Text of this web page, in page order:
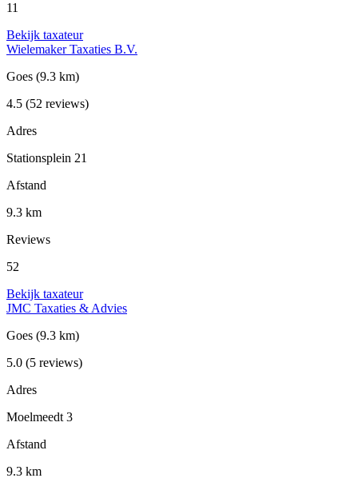
11
Bekijk taxateur
Wielemaker Taxaties B.V.
Goes (9.3 km)
4.5 (52 reviews)
Adres
Stationsplein 21
Afstand
9.3 km
Reviews
52
Bekijk taxateur
JMC Taxaties & Advies
Goes (9.3 km)
5.0 (5 reviews)
Adres
Moelmeedt 3
Afstand
9.3 km